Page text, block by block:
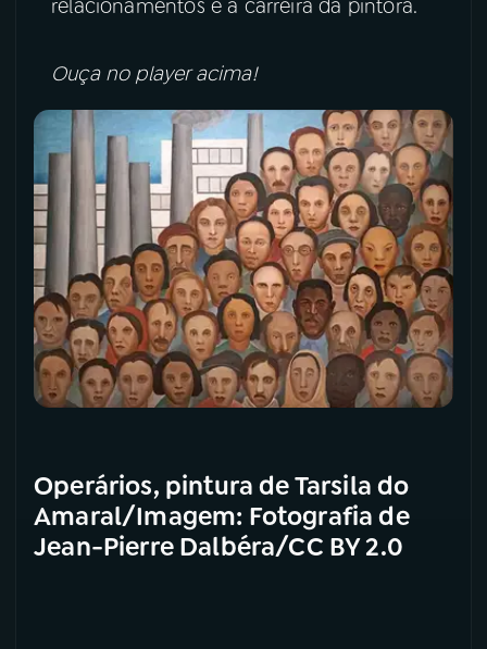
relacionamentos e a carreira da pintora.
Ouça no player acima!
Operários, pintura de Tarsila do
Amaral/Imagem: Fotografia de
Jean-Pierre Dalbéra/CC BY 2.0